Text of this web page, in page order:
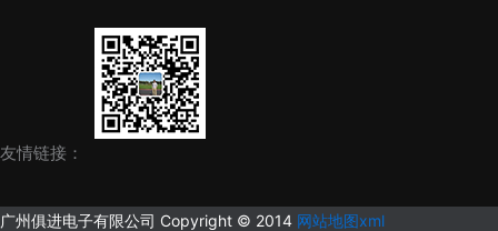
友情链接：
广州俱进电子有限公司 Copyright © 2014 网站地图xml